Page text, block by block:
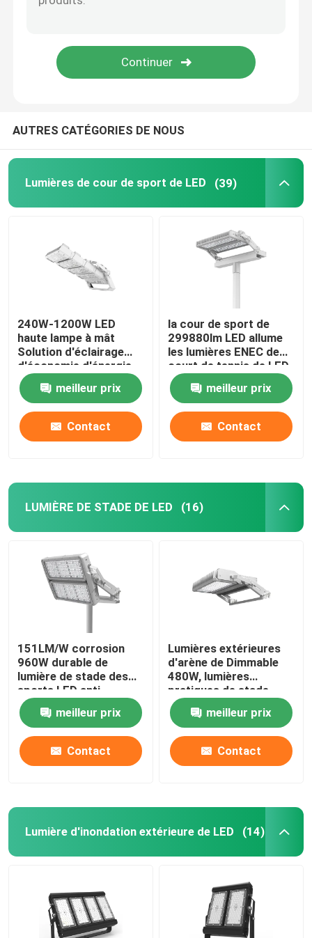
AUTRES CATÉGORIES DE NOUS
Lumières de cour de sport de LED (39)
240W-1200W LED
haute lampe à mât
Solution d'éclairage
d'économie d'énergie
meilleur prix
Contact
la cour de sport de
299880lm LED allume
les lumières ENEC de
court de tennis de LED
meilleur prix
Contact
LUMIÈRE DE STADE DE LED (16)
151LM/W corrosion
960W durable de
lumière de stade des
sports LED anti
meilleur prix
Contact
Lumières extérieures
d'arène de Dimmable
480W, lumières
pratiques de stade
pour l'arrière-cour
meilleur prix
Contact
Lumière d'inondation extérieure de LED (14)